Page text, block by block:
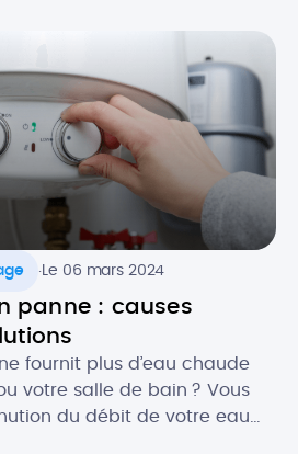
.Le 06 mars 2024
panne : causes
fournit plus d’eau chaude
votre salle de bain ? Vous
du débit de votre eau